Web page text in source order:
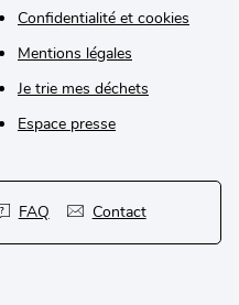
Confidentialité et cookies
Mentions légales
Je trie mes déchets
Espace presse
FAQ Contact